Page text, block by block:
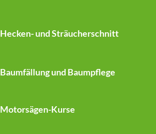
Hecken- und Sträucherschnitt
Baumfällung und Baumpflege
Motorsägen-Kurse